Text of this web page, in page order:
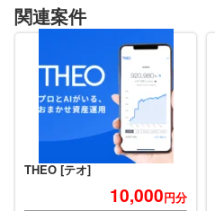
関連案件
THEO [テオ]
10,000円分